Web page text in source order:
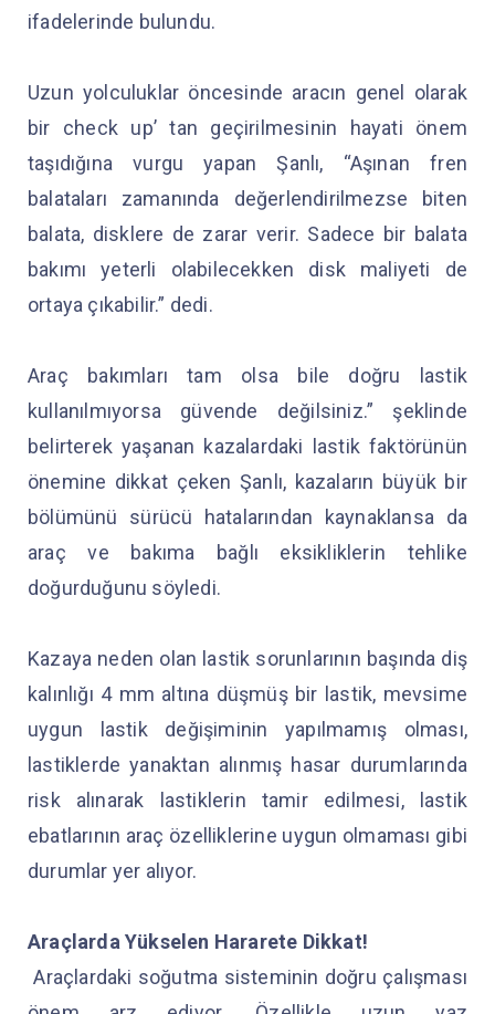
ifadelerinde bulundu.
Uzun yolculuklar öncesinde aracın genel olarak
bir check up’ tan geçirilmesinin hayati önem
taşıdığına vurgu yapan Şanlı, “Aşınan fren
balataları zamanında değerlendirilmezse biten
balata, disklere de zarar verir. Sadece bir balata
bakımı yeterli olabilecekken disk maliyeti de
ortaya çıkabilir.” dedi.
Araç bakımları tam olsa bile doğru lastik
kullanılmıyorsa güvende değilsiniz.” şeklinde
belirterek yaşanan kazalardaki lastik faktörünün
önemine dikkat çeken Şanlı, kazaların büyük bir
bölümünü sürücü hatalarından kaynaklansa da
araç ve bakıma bağlı eksikliklerin tehlike
doğurduğunu söyledi.
Kazaya neden olan lastik sorunlarının başında diş
kalınlığı 4 mm altına düşmüş bir lastik, mevsime
uygun lastik değişiminin yapılmamış olması,
lastiklerde yanaktan alınmış hasar durumlarında
risk alınarak lastiklerin tamir edilmesi, lastik
ebatlarının araç özelliklerine uygun olmaması gibi
durumlar yer alıyor.
Araçlarda Yükselen Hararete Dikkat!
Araçlardaki soğutma sisteminin doğru çalışması